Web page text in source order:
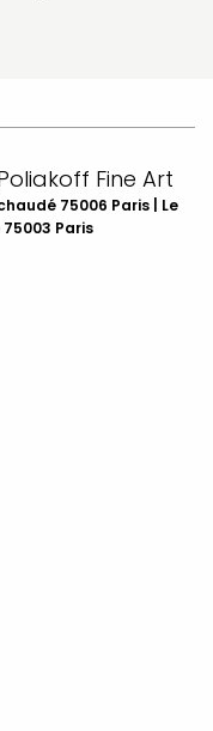
Fine Art
75006 Paris | Le
Paris